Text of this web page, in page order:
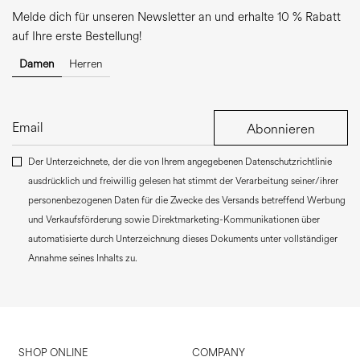
Melde dich für unseren Newsletter an und erhalte 10 % Rabatt
auf Ihre erste Bestellung!
Damen Herren
Abonnieren
Der Unterzeichnete, der die von Ihrem angegebenen Datenschutzrichtlinie
ausdrücklich und freiwillig gelesen hat stimmt der Verarbeitung seiner/ihrer
personenbezogenen Daten für die Zwecke des Versands betreffend Werbung
und Verkaufsförderung sowie Direktmarketing-Kommunikationen über
automatisierte durch Unterzeichnung dieses Dokuments unter vollständiger
Annahme seines Inhalts zu.
SHOP ONLINE COMPANY